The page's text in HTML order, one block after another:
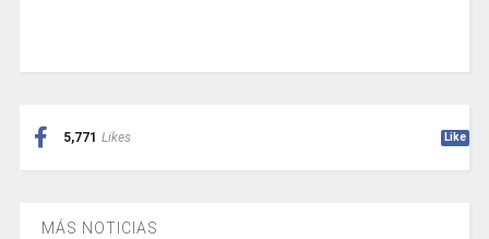
5,771 Likes Like
MÁS NOTICIAS